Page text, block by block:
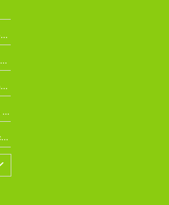
La Liga change de diffuseur : DAZN et Disney+ remplacent beIN Sports !
RC Lens – Villarreal : à quelle heure et sur quelle chaîne voir la finale de la Como Cup ?
Como Cup : comment regarder les matchs du RC Lens en direct ?
Ligue 1+ diffusera plus de 30 matchs amicaux avant la reprise de la Ligue 1
Coupe du monde 2026 : des audiences record, mais M6 devrait perdre très gros !